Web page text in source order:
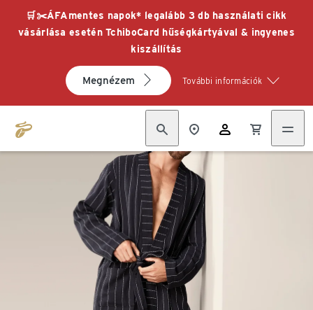
🛒✂️ÁFAmentes napok* legalább 3 db használati cikk
vásárlása esetén TchiboCard hűségkártyával & ingyenes
kiszállítás
Megnézem További információk